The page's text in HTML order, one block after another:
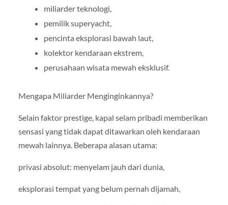
miliarder teknologi,
pemilik superyacht,
pencinta eksplorasi bawah laut,
kolektor kendaraan ekstrem,
perusahaan wisata mewah eksklusif.
Mengapa Miliarder Menginginkannya?
Selain faktor prestige, kapal selam pribadi memberikan
sensasi yang tidak dapat ditawarkan oleh kendaraan
mewah lainnya. Beberapa alasan utama:
privasi absolut: menyelam jauh dari dunia,
eksplorasi tempat yang belum pernah dijamah,